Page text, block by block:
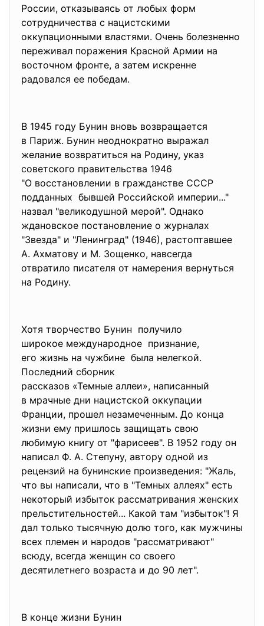
России, отказываясь от любых форм
сотрудничества с нацистскими
оккупационными властями. Очень болезненно
переживал поражения Красной Армии на
восточном фронте, а затем искренне
радовался ее победам.
В 1945 году Бунин вновь возвращается
в Париж. Бунин неоднократно выражал
желание возвратиться на Родину, указ
советского правительства 1946
"О восстановлении в гражданстве СССР
подданных бывшей Российской империи..."
назвал "великодушной мерой". Однако
ждановское постановление о журналах
"Звезда" и "Ленинград" (1946), растоптавшее
А. Ахматову и М. Зощенко, навсегда
отвратило писателя от намерения вернуться
на Родину.
Хотя творчество Бунин получило
широкое международное признание,
его жизнь на чужбине была нелегкой.
Последний сборник
рассказов «Темные аллеи», написанный
в мрачные дни нацистской оккупации
Франции, прошел незамеченным. До конца
жизни ему пришлось защищать свою
любимую книгу от "фарисеев". В 1952 году он
написал Ф. А. Степуну, автору одной из
рецензий на бунинские произведения: "Жаль,
что вы написали, что в "Темных аллеях" есть
некоторый избыток рассматривания женских
прельстительностей... Какой там "избыток"! Я
дал только тысячную долю того, как мужчины
всех племен и народов "рассматривают"
всюду, всегда женщин со своего
десятилетнего возраста и до 90 лет".
В конце жизни Бунин